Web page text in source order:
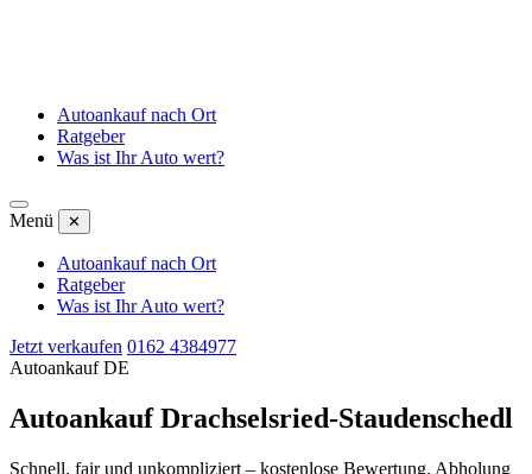
Autoankauf nach Ort
Ratgeber
Was ist Ihr Auto wert?
Menü ✕
Autoankauf nach Ort
Ratgeber
Was ist Ihr Auto wert?
Jetzt verkaufen 0162 4384977
Autoankauf DE
Autoankauf Drachselsried-Staudenschedl
Schnell, fair und unkompliziert – kostenlose Bewertung, Abholung